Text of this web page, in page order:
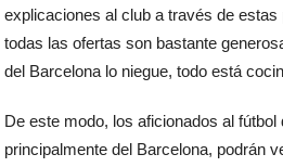
explicaciones al club a través de
todas las ofertas son bastante
del Barcelona lo niegue, todo está
De este modo, los aficionados al fútbol
principalmente del Barcelona, podrán